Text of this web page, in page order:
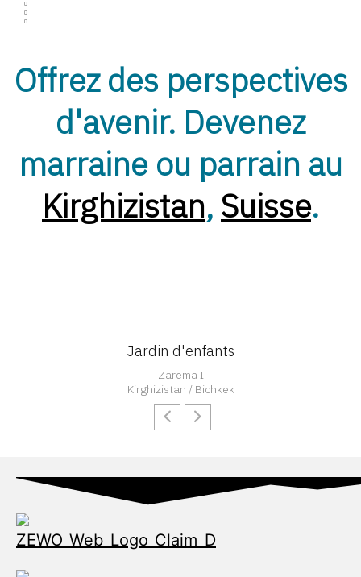
Offrez des perspectives
d'avenir. Devenez
marraine ou parrain au
Kirghizistan, Suisse.
Jardin d'enfants
Zarema I
Kirghizistan / Bichkek